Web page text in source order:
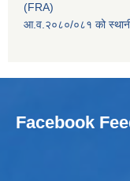
(FRA)
आ.व.२०८०/०८१ को
Facebook